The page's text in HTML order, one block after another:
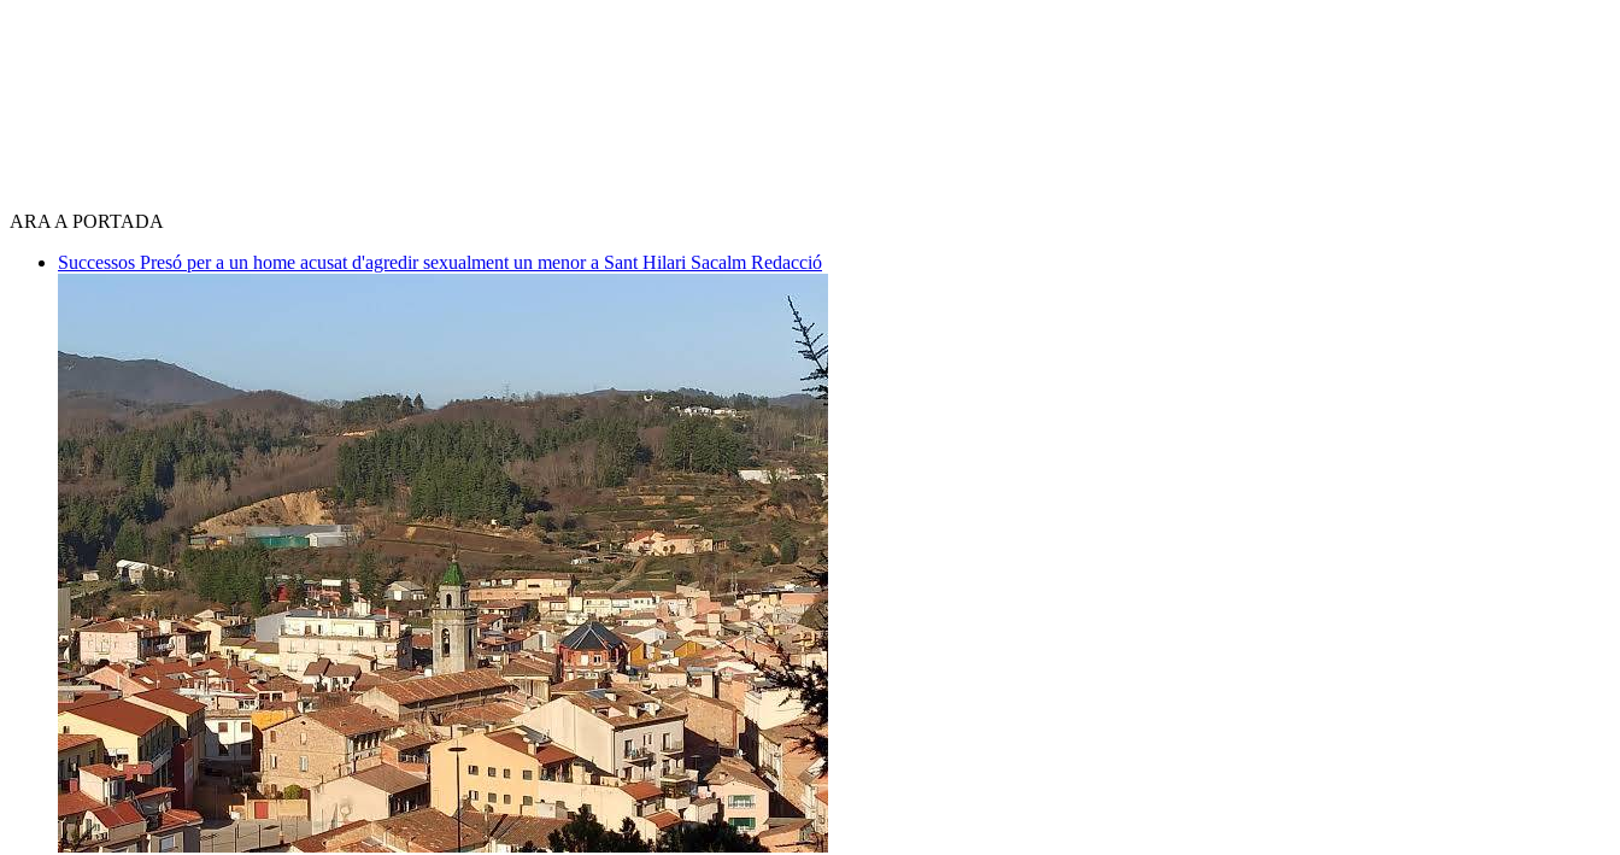
ARA A PORTADA
Successos Presó per a un home acusat d'agredir sexualment un menor a Sant Hilari Sacalm Redacció